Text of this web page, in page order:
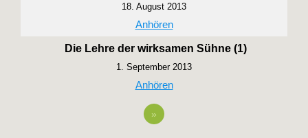
18. August 2013
Anhören
Die Lehre der wirksamen Sühne (1)
1. September 2013
Anhören
»